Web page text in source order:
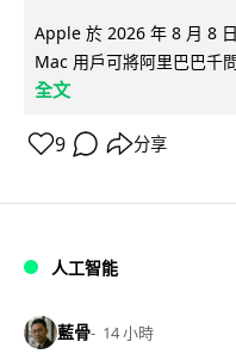
Apple 於 2026 年 8 月 8
Mac 用戶可將阿里巴巴千
全文
9 分享
人工智能
藍骨 14 小時